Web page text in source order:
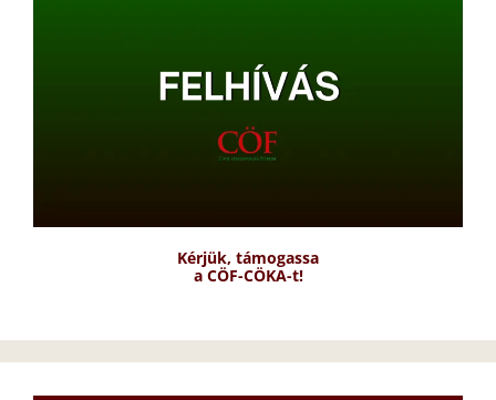
Kérjük, támogassa
a CÖF-CÖKA-t!